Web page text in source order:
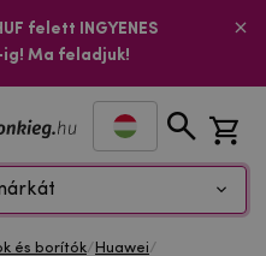
felett INGYENES
ig! Ma feladjuk!
és borítók/ Huawei/